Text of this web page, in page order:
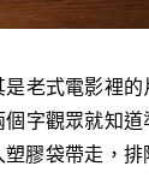
老式電影裡
字觀眾就知
膠袋帶走，排